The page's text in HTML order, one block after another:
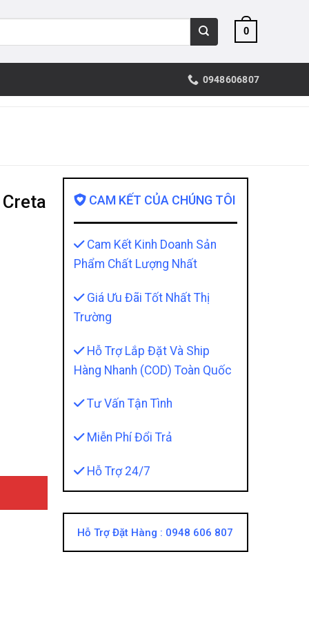
0
0948606807
CAM KẾT CỦA CHÚNG TÔI
Cam Kết Kinh Doanh Sản
Phẩm Chất Lượng Nhất
Giá Ưu Đãi Tốt Nhất Thị
Trường
Hỗ Trợ Lắp Đặt Và Ship
Hàng Nhanh (COD) Toàn Quốc
Tư Vấn Tận Tình
Miễn Phí Đổi Trả
Hỗ Trợ 24/7
Hỗ Trợ Đặt Hàng : 0948 606 807